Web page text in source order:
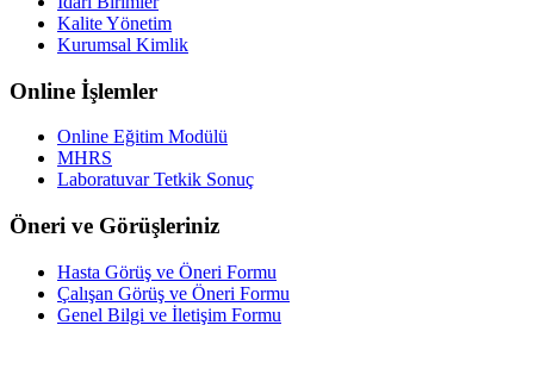
Kalite Yönetim
Kurumsal Kimlik
Online İşlemler
Online Eğitim Modülü
MHRS
Laboratuvar Tetkik Sonuç
Öneri ve Görüşleriniz
Hasta Görüş ve Öneri Formu
Çalışan Görüş ve Öneri Formu
Genel Bilgi ve İletişim Formu